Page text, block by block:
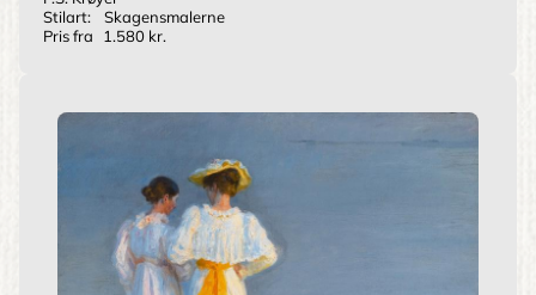
Stilart:
Skagensmalerne
Pris fra
1.580 kr.